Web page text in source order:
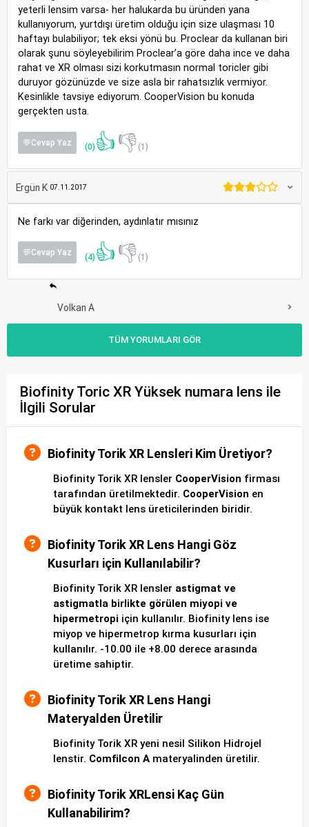
yeterli lensim varsa- her halukarda bu üründen yana
kullanıyorum, yurtdışı üretim olduğu için size ulaşması 10
haftayı bulabiliyor; tek eksi yönü bu. Proclear da kullanan biri
olarak şunu söyleyebilirim Proclear’a göre daha ince ve daha
rahat ve XR olması sizi korkutmasın normal toricler gibi
duruyor gözünüzde ve size asla bir rahatsızlık vermiyor.
Kesinlikle tavsiye ediyorum. CooperVision bu konuda
gerçekten usta.
💬Cevap Yaz (0) 👍👎(1)
Ergün K 07.11.2017
Ne farkı var diğerinden, aydınlatır mısınız
💬Cevap Yaz (4) 👍👎(1)
Volkan A
TÜM YORUMLARI GÖR
Biofinity Toric XR Yüksek numara lens ile
İlgili Sorular
Biofinity Torik XR Lensleri Kim Üretiyor?
Biofinity Torik XR lensler CooperVision firması
tarafından üretilmektedir. CooperVision en
büyük kontakt lens üreticilerinden biridir.
Biofinity Torik XR Lens Hangi Göz
Kusurları için Kullanılabilir?
Biofinity Torik XR lensler astigmat ve
astigmatla birlikte görülen miyopi ve
hipermetropi için kullanılır. Biofinity lens ise
miyop ve hipermetrop kırma kusurları için
kullanılır. -10.00 ile +8.00 derece arasında
üretime sahiptir.
Biofinity Torik XR Lens Hangi
Materyalden Üretilir
Biofinity Torik XR yeni nesil Silikon Hidrojel
lenstir. Comfilcon A materyalinden üretilir.
Biofinity Torik XRLensi Kaç Gün
Kullanabilirim?